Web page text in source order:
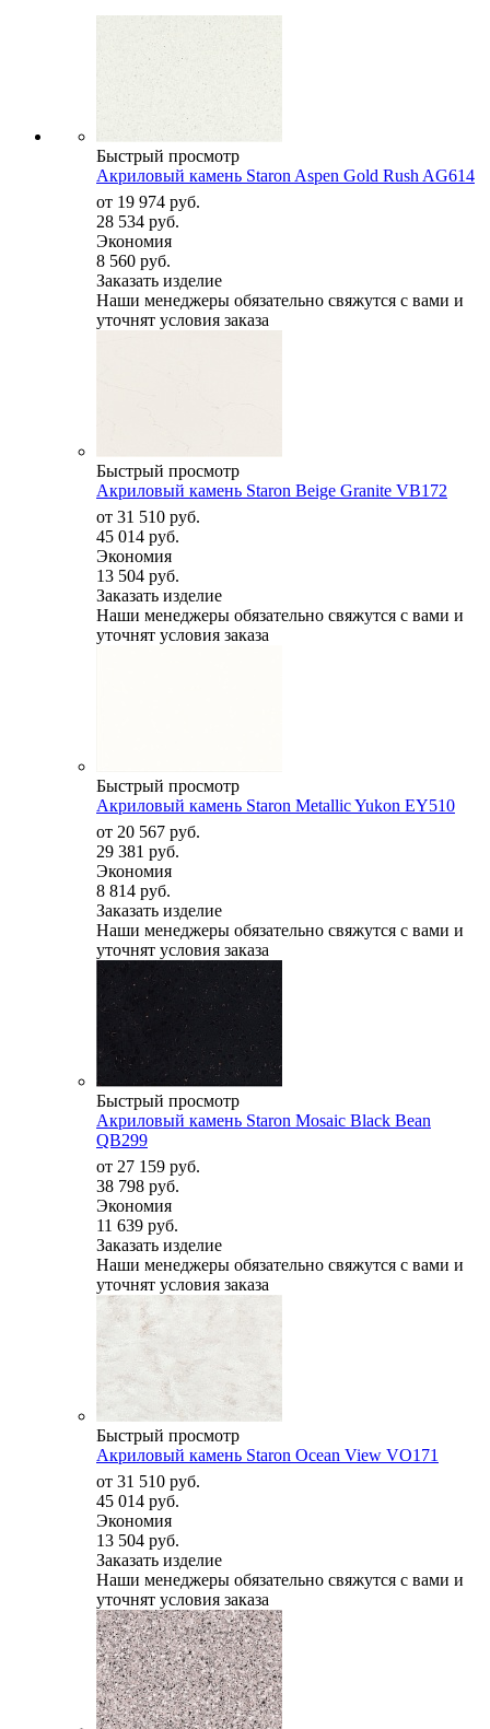
Быстрый просмотр
Акриловый камень Staron Aspen Gold Rush AG614
от 19 974 руб.
28 534 руб.
Экономия
8 560 руб.
Заказать изделие
Наши менеджеры обязательно свяжутся с вами и
уточнят условия заказа
Быстрый просмотр
Акриловый камень Staron Beige Granite VB172
от 31 510 руб.
45 014 руб.
Экономия
13 504 руб.
Заказать изделие
Наши менеджеры обязательно свяжутся с вами и
уточнят условия заказа
Быстрый просмотр
Акриловый камень Staron Metallic Yukon EY510
от 20 567 руб.
29 381 руб.
Экономия
8 814 руб.
Заказать изделие
Наши менеджеры обязательно свяжутся с вами и
уточнят условия заказа
Быстрый просмотр
Акриловый камень Staron Mosaic Black Bean
QB299
от 27 159 руб.
38 798 руб.
Экономия
11 639 руб.
Заказать изделие
Наши менеджеры обязательно свяжутся с вами и
уточнят условия заказа
Быстрый просмотр
Акриловый камень Staron Ocean View VO171
от 31 510 руб.
45 014 руб.
Экономия
13 504 руб.
Заказать изделие
Наши менеджеры обязательно свяжутся с вами и
уточнят условия заказа